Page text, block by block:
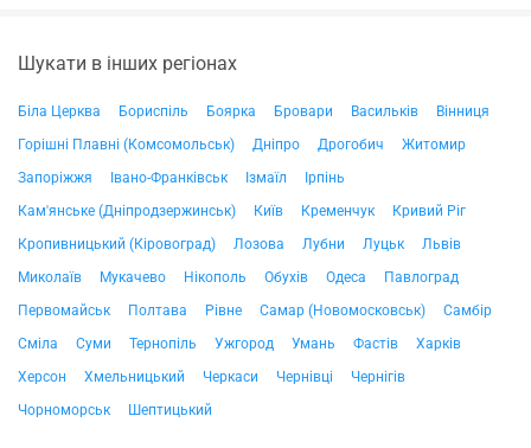
Шукати в інших регіонах
Біла Церква Бориспіль Боярка Бровари Васильків
Вінниця
Горішні Плавні (Комсомольськ)
Дніпро Дрогобич
Житомир
Запоріжжя
Івано-Франківськ Ізмаїл
Ірпінь
Кам'янське (Дніпродзержинськ)
Київ Кременчук
Кривий Ріг
Кропивницький (Кіровоград)
Лозова Лубни Луцьк
Львів
Миколаїв
Мукачево Нікополь Обухів Одеса
Павлоград
Первомайськ
Полтава Рівне Самар (Новомосковськ)
Самбір
Сміла
Суми Тернопіль Ужгород Умань Фастів
Харків
Херсон
Хмельницький Черкаси Чернівці
Чернігів
Чорноморськ
Шептицький